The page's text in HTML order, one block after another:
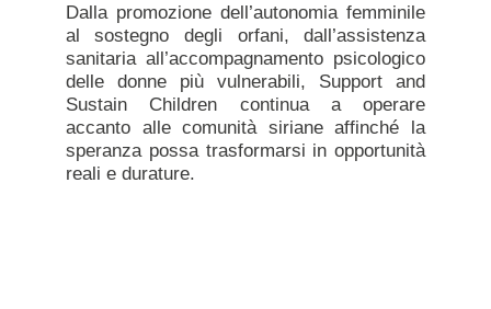
Dalla promozione dell’autonomia femminile
al sostegno degli orfani, dall’assistenza
sanitaria all’accompagnamento psicologico
delle donne più vulnerabili, Support and
Sustain Children continua a operare
accanto alle comunità siriane affinché la
speranza possa trasformarsi in opportunità
reali e durature.